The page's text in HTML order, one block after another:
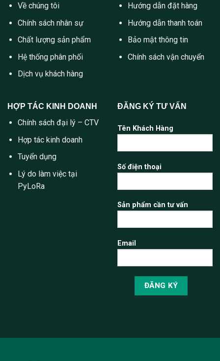
Về chúng tôi
Chính sách nhân sự
Chất lượng sản phẩm
Hệ thống phân phối
Dịch vụ khách hàng
Hướng dẫn đặt hàng
Hướng dẫn thanh toán
Bảo mật thông tin
Chính sách vận chuyển
HỢP TÁC KINH DOANH
Chính sách đại lý – CTV
Hợp tác kinh doanh
Tuyển dụng
Lý do làm việc tại
PyLoRa
ĐĂNG KÝ TƯ VẤN
Tên Khách Hàng
Số điện thoại
Sản phẩm cần tư vấn
Email